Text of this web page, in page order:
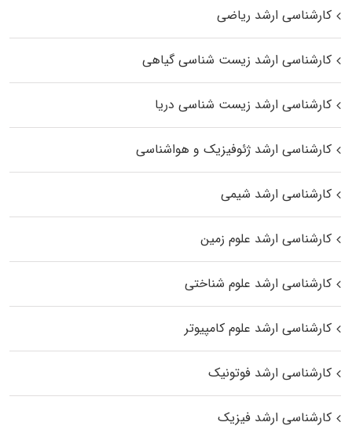
کارشناسی ارشد ریاضی
کارشناسی ارشد زیست‌ شناسی گیاهی
کارشناسی ارشد زیست‌ شناسی دریا
کارشناسی ارشد ژئوفیزیک و هواشناسی
کارشناسی ارشد شیمی
کارشناسی ارشد علوم زمین
کارشناسی ارشد علوم شناختی
کارشناسی ارشد علوم کامپیوتر
کارشناسی ارشد فوتونیک
کارشناسی ارشد فیزیک